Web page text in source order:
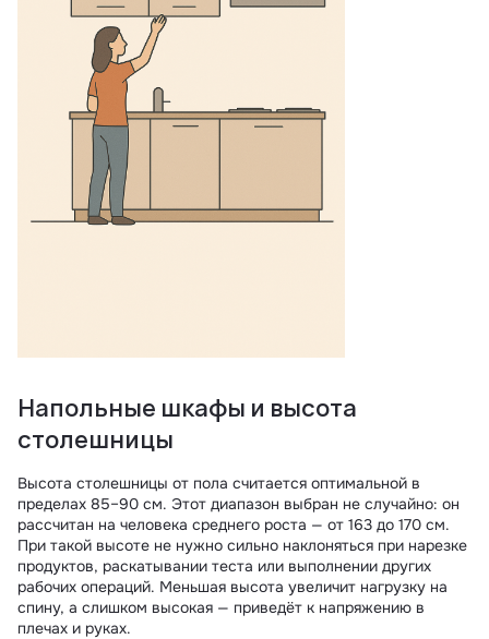
Напольные шкафы и высота
столешницы
Высота столешницы от пола считается оптимальной в
пределах 85–90 см. Этот диапазон выбран не случайно: он
рассчитан на человека среднего роста — от 163 до 170 см.
При такой высоте не нужно сильно наклоняться при нарезке
продуктов, раскатывании теста или выполнении других
рабочих операций. Меньшая высота увеличит нагрузку на
спину, а слишком высокая — приведёт к напряжению в
плечах и руках.